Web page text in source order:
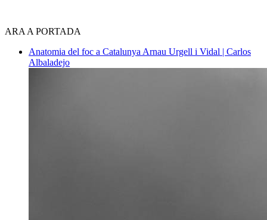
ARA A PORTADA
Anatomia del foc a Catalunya Arnau Urgell i Vidal | Carlos
Albaladejo